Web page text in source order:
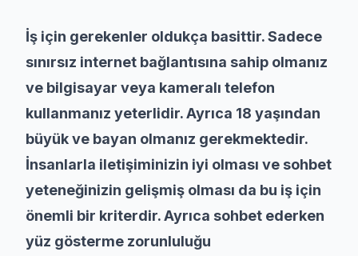
İş için gerekenler oldukça basittir. Sadece
sınırsız internet bağlantısına sahip olmanız
ve bilgisayar veya kameralı telefon
kullanmanız yeterlidir. Ayrıca 18 yaşından
büyük ve bayan olmanız gerekmektedir.
İnsanlarla iletişiminizin iyi olması ve sohbet
yeteneğinizin gelişmiş olması da bu iş için
önemli bir kriterdir. Ayrıca sohbet ederken
yüz gösterme zorunluluğu